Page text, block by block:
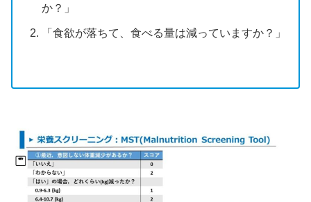
か？」
「食欲が落ちて、食べる量は減っていますか？」